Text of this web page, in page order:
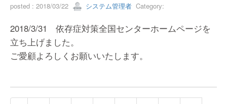
posted : 2018/03/22 システム管理者 Category:
2018/3/31 依存症対策全国センターホームページを
立ち上げました。
ご愛顧よろしくお願いいたします。